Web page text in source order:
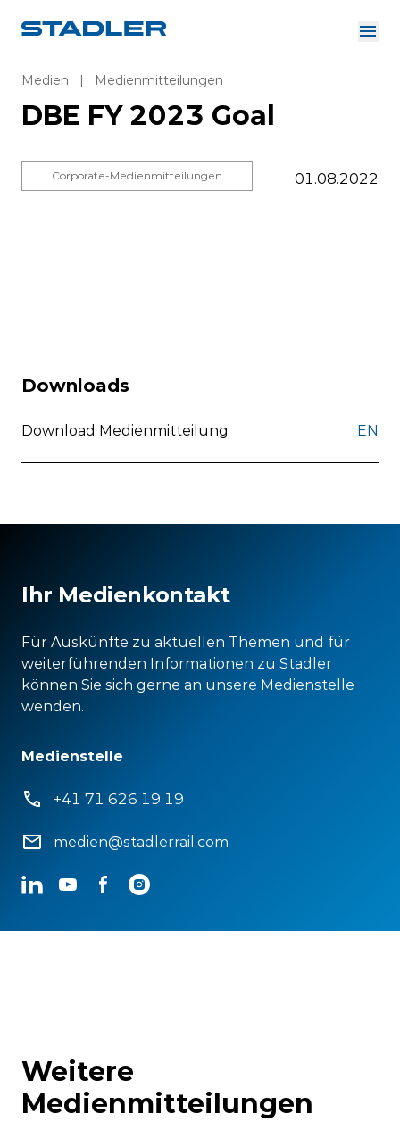
Investor Relations
Zulieferer
Downloads
Über uns
Lösungen
Karriere
Medien | Medienmitteilungen
DBE FY 2023 Goal
Corporate-Medienmitteilungen 01.08.2022
Downloads
Download Medienmitteilung EN
Ihr Medienkontakt
Für Auskünfte zu aktuellen Themen und für
weiterführenden Informationen zu Stadler
können Sie sich gerne an unsere Medienstelle
wenden.
Medienstelle
+41 71 626 19 19
medien@stadlerrail.com
LinkedInYouTubeFacebookInstagram
Weitere
Medienmitteilungen